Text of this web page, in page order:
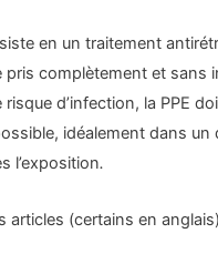
en un traitement
pris complètement et sans
risque d’infection, la PPE
idéalement dans un
l’exposition.
articles (certains en anglais)